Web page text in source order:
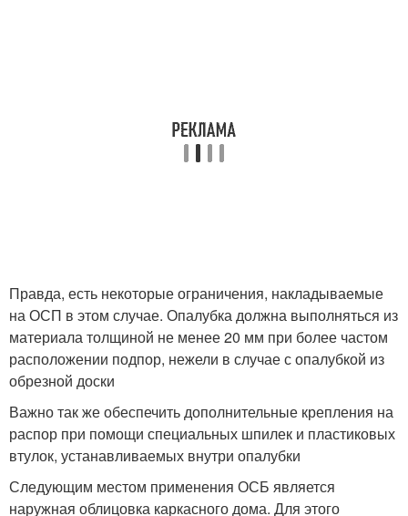
Правда, есть некоторые ограничения, накладываемые
на ОСП в этом случае. Опалубка должна выполняться из
материала толщиной не менее 20 мм при более частом
расположении подпор, нежели в случае с опалубкой из
обрезной доски
Важно так же обеспечить дополнительные крепления на
распор при помощи специальных шпилек и пластиковых
втулок, устанавливаемых внутри опалубки
Следующим местом применения ОСБ является
наружная облицовка каркасного дома. Для этого